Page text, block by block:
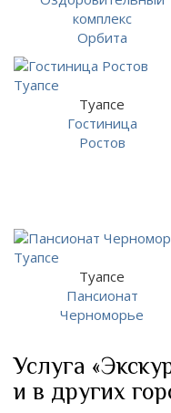
комплекс
Орбита
Туапсе
Гостиница
Ростов
Туапсе
Пансионат
Черноморье
Услуга
и в других